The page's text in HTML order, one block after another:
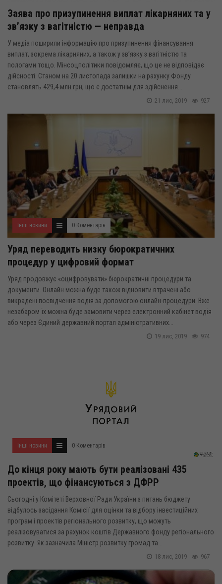
Заява про призупинення виплат лікарняних та у
зв’язку з вагітністю — неправда
У медіа поширили інформацію про призупинення фінансування
виплат, зокрема лікарняних, а також у зв’язку з вагітністю та
пологами тощо. Мінсоцполітики повідомляє, що це не відповідає
дійсності. Станом на 20 листопада залишки на рахунку Фонду
становлять 429,4 млн грн, що є достатнім для здійснення...
927
21 лис, 2019
Інші новини 0 Коментарів
Уряд переводить низку бюрократичних
процедур у цифровий формат
Уряд продовжує «оцифровувати» бюрократичні процедури та
документи. Онлайн можна буде також відновити втрачені або
викрадені посвідчення водія за допомогою онлайн-процедури. Вже
незабаром їх можна буде замовити через електронний кабінет водія
або через Єдиний державний портал адміністративних...
974
19 лис, 2019
Інші новини 0 Коментарів
До кінця року мають бути реалізовані 435
проектів, що фінансуються з ДФРР
Сьогодні у Комітеті Верховної Ради України з питань бюджету
відбулось засідання Комісії для оцінки та відбору інвестиційних
програм і проектів регіонального розвитку, що можуть
реалізовуватися за рахунок коштів Державного фонду регіонального
розвитку. Як зазначила Міністр розвитку громад та...
967
18 лис, 2019